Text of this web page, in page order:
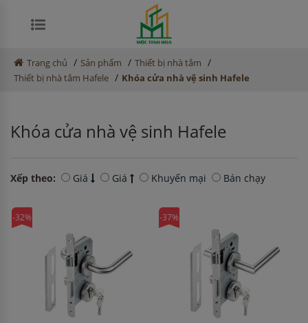
Trang chủ / Sản phẩm / Thiết bị nhà tắm /
Thiết bị nhà tắm Hafele / Khóa cửa nhà vệ sinh Hafele
Khóa cửa nhà vệ sinh Hafele
Xếp theo: Giá Giá Khuyến mại Bán chạy
-32% -37%